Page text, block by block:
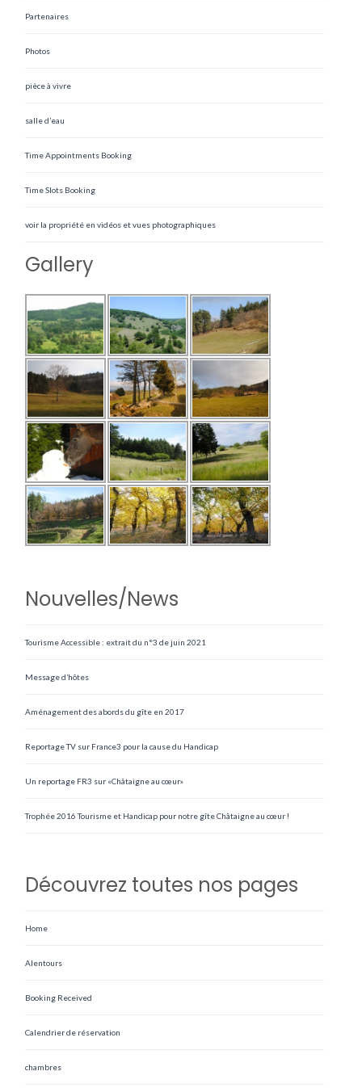
Partenaires
Photos
pièce à vivre
salle d’eau
Time Appointments Booking
Time Slots Booking
voir la propriété en vidéos et vues photographiques
Gallery
Nouvelles/News
Tourisme Accessible : extrait du n°3 de juin 2021
Message d’hôtes
Aménagement des abords du gîte en 2017
Reportage TV sur France3 pour la cause du Handicap
Un reportage FR3 sur «Châtaigne au cœur»
Trophée 2016 Tourisme et Handicap pour notre gîte Châtaigne au cœur !
Découvrez toutes nos pages
Home
Alentours
Booking Received
Calendrier de réservation
chambres